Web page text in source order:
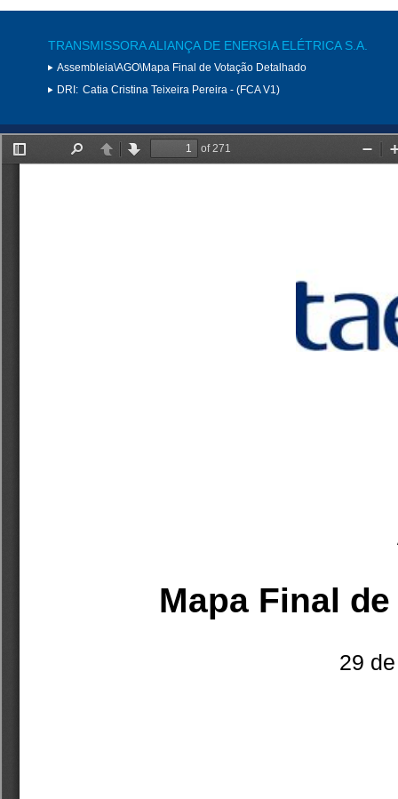
TRANSMISSORA ALIANÇA DE ENERGIA ELÉTRICA S.A.
Assembleia\AGO\Mapa Final de Votação Detalhado
DRI: Catia Cristina Teixeira Pereira - (FCA V1)